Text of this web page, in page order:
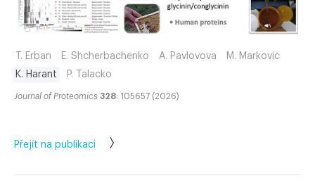
T. Erban E. Shcherbachenko A. Pavlovova
M. Markovic
K. Harant
P. Talacko
Journal of Proteomics 328: 105657 (2026)
Přejít na publikaci